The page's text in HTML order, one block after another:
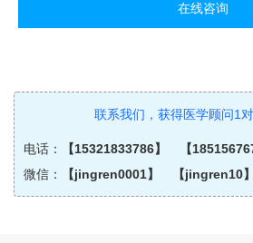
在线咨询
联系我们，获得医学顾问1
电话：
【15321833786】 【
微信：
【jingren0001】 【jingren10】